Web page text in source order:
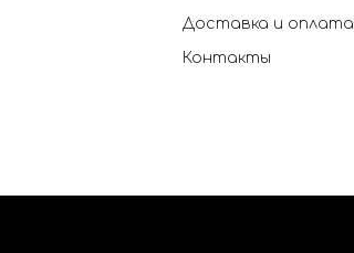
Доставка и оплата
Контакты